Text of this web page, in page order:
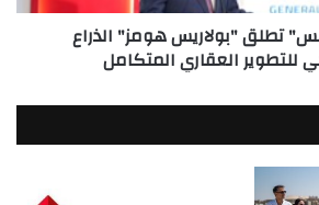
تطلق "بولاريس هومز" الذراع
للتطوير العقاري المتكامل